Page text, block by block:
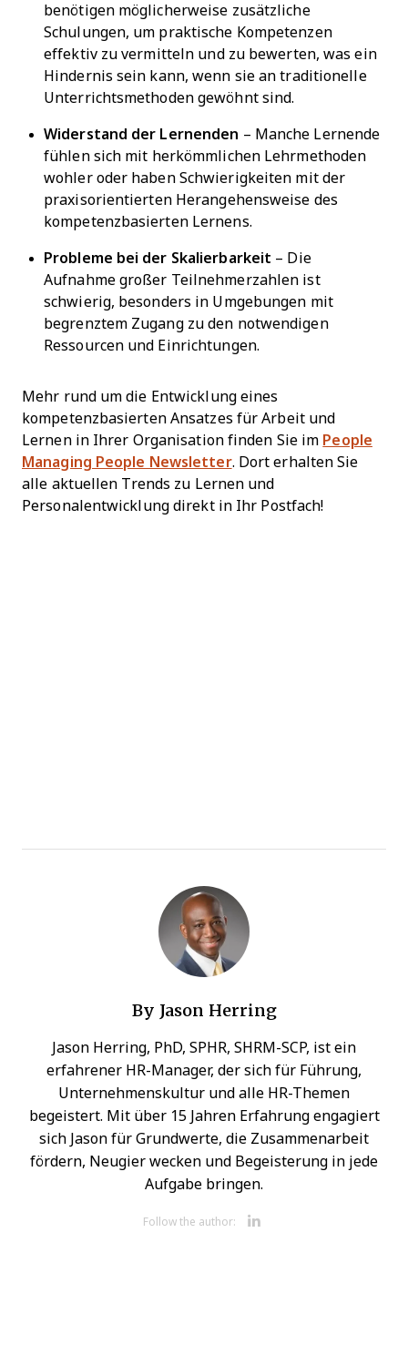
benötigen möglicherweise zusätzliche
Schulungen, um praktische Kompetenzen
effektiv zu vermitteln und zu bewerten, was ein
Hindernis sein kann, wenn sie an traditionelle
Unterrichtsmethoden gewöhnt sind.
Widerstand der Lernenden – Manche Lernende
fühlen sich mit herkömmlichen Lehrmethoden
wohler oder haben Schwierigkeiten mit der
praxisorientierten Herangehensweise des
kompetenzbasierten Lernens.
Probleme bei der Skalierbarkeit – Die
Aufnahme großer Teilnehmerzahlen ist
schwierig, besonders in Umgebungen mit
begrenztem Zugang zu den notwendigen
Ressourcen und Einrichtungen.
Mehr rund um die Entwicklung eines
kompetenzbasierten Ansatzes für Arbeit und
Lernen in Ihrer Organisation finden Sie im People
Managing People Newsletter. Dort erhalten Sie
alle aktuellen Trends zu Lernen und
Personalentwicklung direkt in Ihr Postfach!
By Jason Herring
Jason Herring, PhD, SPHR, SHRM-SCP, ist ein
erfahrener HR-Manager, der sich für Führung,
Unternehmenskultur und alle HR-Themen
begeistert. Mit über 15 Jahren Erfahrung engagiert
sich Jason für Grundwerte, die Zusammenarbeit
fördern, Neugier wecken und Begeisterung in jede
Aufgabe bringen.
Follow the author: